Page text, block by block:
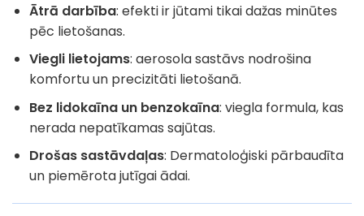
Ātrā darbība: efekti ir jūtami tikai dažas minūtes
pēc lietošanas.
Viegli lietojams: aerosola sastāvs nodrošina
komfortu un precizitāti lietošanā.
Bez lidokaīna un benzokaīna: viegla formula, kas
nerada nepatīkamas sajūtas.
Drošas sastāvdaļas: Dermatoloģiski pārbaudīta
un piemērota jutīgai ādai.